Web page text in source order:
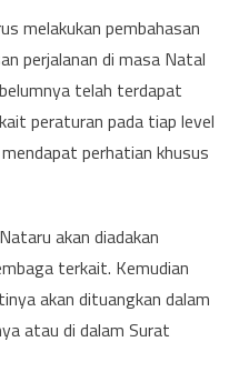
melakukan pembahasan
perjalanan di masa Natal
telah terdapat
peraturan pada tiap level
perhatian khusus
akan diadakan
terkait. Kemudian
akan dituangkan dalam
atau di dalam Surat